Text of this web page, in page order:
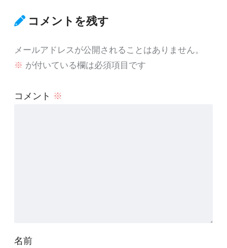
コメントを残す
メールアドレスが公開されることはありません。
※ が付いている欄は必須項目です
コメント ※
名前